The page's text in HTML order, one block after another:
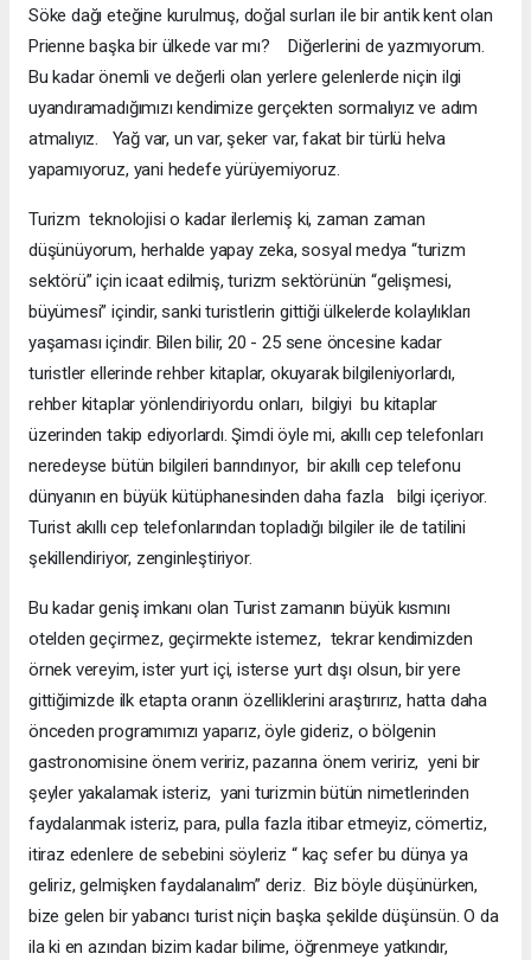
Söke dağı eteğine kurulmuş, doğal surları ile bir antik kent olan
Prienne başka bir ülkede var mı? Diğerlerini de yazmıyorum.
Bu kadar önemli ve değerli olan yerlere gelenlerde niçin ilgi
uyandıramadığımızı kendimize gerçekten sormalıyız ve adım
atmalıyız. Yağ var, un var, şeker var, fakat bir türlü helva
yapamıyoruz, yani hedefe yürüyemiyoruz.
Turizm teknolojisi o kadar ilerlemiş ki, zaman zaman
düşünüyorum, herhalde yapay zeka, sosyal medya “turizm
sektörü” için icaat edilmiş, turizm sektörünün “gelişmesi,
büyümesi” içindir, sanki turistlerin gittiği ülkelerde kolaylıkları
yaşaması içindir. Bilen bilir, 20 - 25 sene öncesine kadar
turistler ellerinde rehber kitaplar, okuyarak bilgileniyorlardı,
rehber kitaplar yönlendiriyordu onları, bilgiyi bu kitaplar
üzerinden takip ediyorlardı. Şimdi öyle mi, akıllı cep telefonları
neredeyse bütün bilgileri barındırıyor, bir akıllı cep telefonu
dünyanın en büyük kütüphanesinden daha fazla bilgi içeriyor.
Turist akıllı cep telefonlarından topladığı bilgiler ile de tatilini
şekillendiriyor, zenginleştiriyor.
Bu kadar geniş imkanı olan Turist zamanın büyük kısmını
otelden geçirmez, geçirmekte istemez, tekrar kendimizden
örnek vereyim, ister yurt içi, isterse yurt dışı olsun, bir yere
gittiğimizde ilk etapta oranın özelliklerini araştırırız, hatta daha
önceden programımızı yaparız, öyle gideriz, o bölgenin
gastronomisine önem veririz, pazarına önem veririz, yeni bir
şeyler yakalamak isteriz, yani turizmin bütün nimetlerinden
faydalanmak isteriz, para, pulla fazla itibar etmeyiz, cömertiz,
itiraz edenlere de sebebini söyleriz “ kaç sefer bu dünya ya
geliriz, gelmişken faydalanalım” deriz. Biz böyle düşünürken,
bize gelen bir yabancı turist niçin başka şekilde düşünsün. O da
ila ki en azından bizim kadar bilime, öğrenmeye yatkındır,